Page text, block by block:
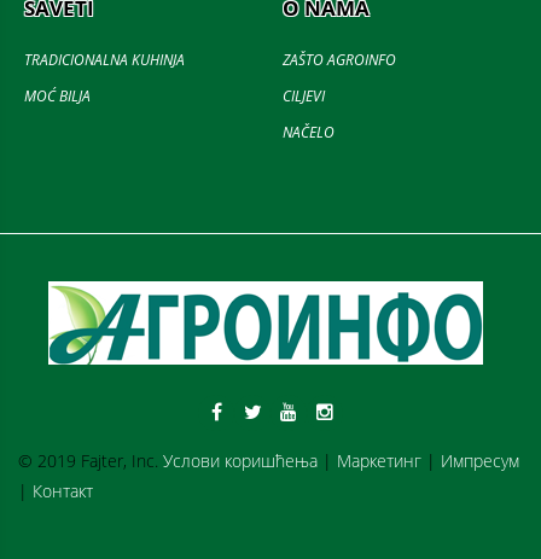
SAVETI
TRADICIONALNA KUHINJA
MOĆ BILJA
O NAMA
ZAŠTO AGROINFO
CILJEVI
NAČELO
© 2019 Fajter, Inc. Услови коришћења | Маркетинг | Импресум
| Контакт